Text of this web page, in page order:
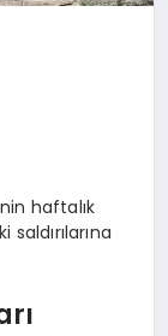
haftalık
saldırılarına